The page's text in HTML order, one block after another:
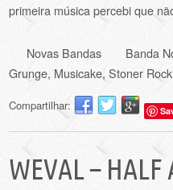
primeira música percebi que
Novas Bandas Banda
Grunge, Musicake,Stoner Rock
Compartilhar:
WEVAL – HALF